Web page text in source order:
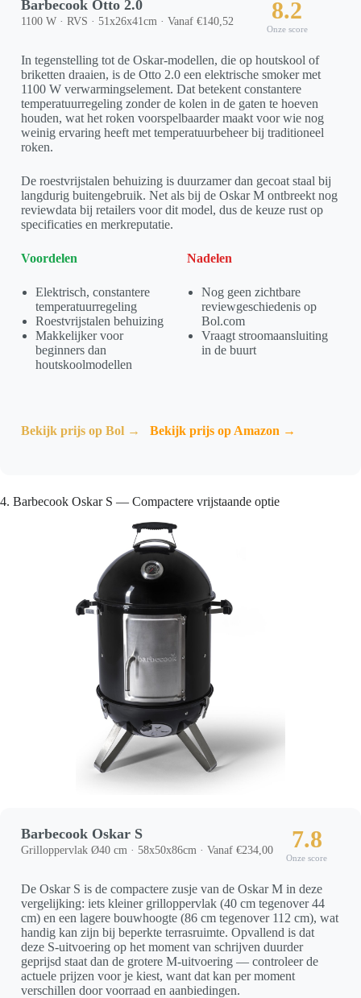
Barbecook Otto 2.0
1100 W · RVS · 51x26x41cm · Vanaf €140,52 8.2
Onze score
In tegenstelling tot de Oskar-modellen, die op houtskool of
briketten draaien, is de Otto 2.0 een elektrische smoker met
1100 W verwarmingselement. Dat betekent constantere
temperatuurregeling zonder de kolen in de gaten te hoeven
houden, wat het roken voorspelbaarder maakt voor wie nog
weinig ervaring heeft met temperatuurbeheer bij traditioneel
roken.
De roestvrijstalen behuizing is duurzamer dan gecoat staal bij
langdurig buitengebruik. Net als bij de Oskar M ontbreekt nog
reviewdata bij retailers voor dit model, dus de keuze rust op
specificaties en merkreputatie.
Voordelen
Elektrisch, constantere
temperatuurregeling
Roestvrijstalen behuizing
Makkelijker voor
beginners dan
houtskoolmodellen
Nadelen
Nog geen zichtbare
reviewgeschiedenis op
Bol.com
Vraagt stroomaansluiting
in de buurt
Bekijk prijs op Bol → Bekijk prijs op Amazon →
4. Barbecook Oskar S — Compactere vrijstaande optie
Barbecook Oskar S
Grilloppervlak Ø40 cm · 58x50x86cm · Vanaf €234,00 7.8
Onze score
De Oskar S is de compactere zusje van de Oskar M in deze
vergelijking: iets kleiner grilloppervlak (40 cm tegenover 44
cm) en een lagere bouwhoogte (86 cm tegenover 112 cm), wat
handig kan zijn bij beperkte terrasruimte. Opvallend is dat
deze S-uitvoering op het moment van schrijven duurder
geprijsd staat dan de grotere M-uitvoering — controleer de
actuele prijzen voor je kiest, want dat kan per moment
verschillen door voorraad en aanbiedingen.